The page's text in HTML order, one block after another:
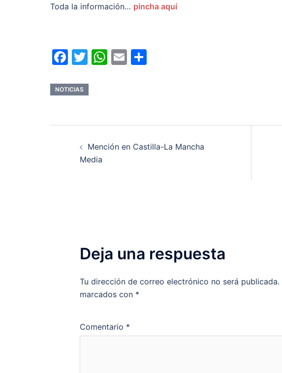
Toda la información… pincha aquí
Facebook
Twitter
WhatsApp
Email
NOTICIAS
Navegación
Mención en Castilla-La Mancha
Media
Deja una respuesta
Tu dirección de correo electrónico no será publicada.
marcados con *
Comentario *